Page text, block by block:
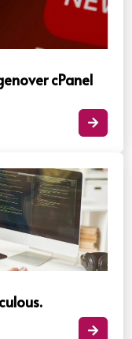
cPanel

